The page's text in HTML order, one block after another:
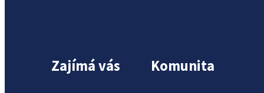
Zajímá vás Komunita